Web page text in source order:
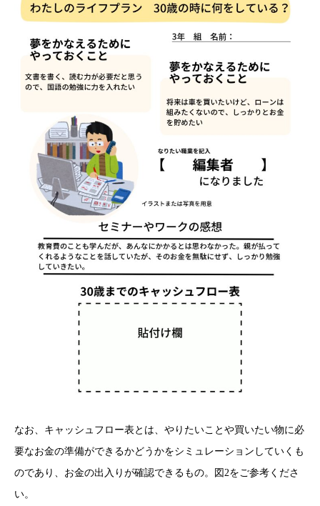
なお、キャッシュフロー表とは、やりたいことや買いたい物に必
要なお金の準備ができるかどうかをシミュレーションしていくも
のであり、お金の出入りが確認できるもの。図2をご参考くださ
い。